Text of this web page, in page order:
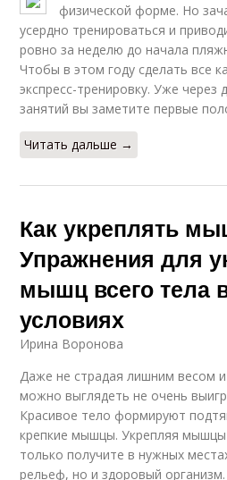
физической форме. Но
усердно тренироваться и
ровно за неделю до начала
Чтобы в этом году сделать все
экспресс-тренировку. Уже через
занятий вы заметите первые
Читать дальше →
Как укреплять
Упражнения для
мышц всего тела
условиях
Ирина Воронова
Даже не страдая лишним весом
можно выглядеть не очень
Красивое тело формируют
крепкие мышцы. Укрепляя мышцы
только получите в нужных
рельеф, но и здоровый